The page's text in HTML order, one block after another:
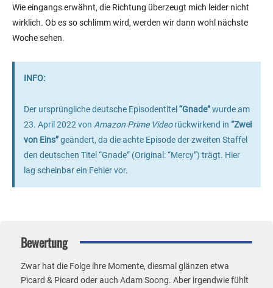
Wie eingangs erwähnt, die Richtung überzeugt mich leider nicht
wirklich. Ob es so schlimm wird, werden wir dann wohl nächste
Woche sehen.
INFO:
Der ursprüngliche deutsche Episodentitel “Gnade”wurde am
23. April 2022 von Amazon Prime Videorückwirkend in “Zwei
von Eins”geändert, da die achte Episode der zweiten Staffel
den deutschen Titel “Gnade” (Original: “Mercy”) trägt. Hier
lag scheinbar ein Fehler vor.
Bewertung
Zwar hat die Folge ihre Momente, diesmal glänzen etwa
Picard & Picard oder auch Adam Soong. Aber irgendwie fühlt